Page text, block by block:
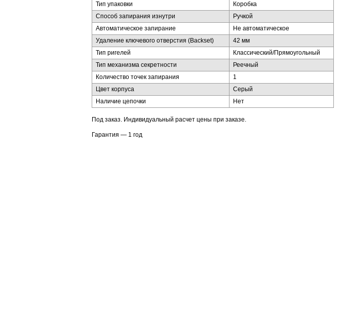
Тип упаковки
Коробка
Способ запирания изнутри
Ручкой
Автоматическое запирание
Не автоматическое
Удаление ключевого отверстия (Backset)
42 мм
Тип ригелей
Классический/Прямоугольный
Тип механизма секретности
Реечный
Количество точек запирания
1
Цвет корпуса
Серый
Наличие цепочки
Нет
Под заказ. Индивидуальный расчет цены при заказе.
Гарантия — 1 год